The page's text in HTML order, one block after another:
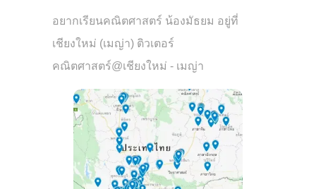
อยากเรียนคณิตศาสตร์ น้องมัธยม อยู่ที่
เชียงใหม่ (เมญ่า) ติวเตอร์
คณิตศาสตร์@เชียงใหม่ - เมญ่า